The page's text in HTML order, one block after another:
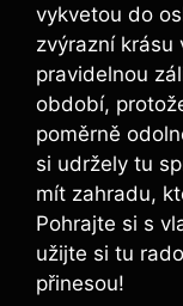
vykvetou do
zvýrazní krásu
pravidelnou
období,
poměrně
si udržely tu
mít zahradu,
Pohrajte si s
užijte si tu
přinesou!